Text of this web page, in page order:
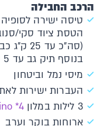
הרכב החבילה
טיסה ישירה
הטסת ציוד סקי/
(סה"כ עד 25 ק"ג כבודה מותרת כולל מזוודה וציוד.
בנוסף תיק גב עד 5 ק"ג לנוסע.
מיסי נמל וביטחון
העברות ישירות
3 לילות במלון
*4
ארוחות בוקר וערב